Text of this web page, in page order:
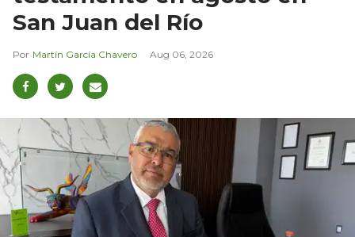
San Juan del Río
Martín García Chavero Aug 06, 2026